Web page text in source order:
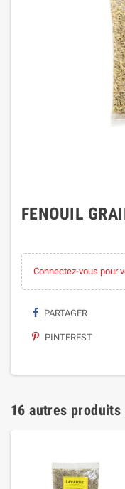
FENOUIL
Connectez-vous pour
PARTAGER
PINTEREST
16 autres